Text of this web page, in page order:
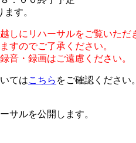
す。
しにリハーサルをご覧いただ
すのでご了承ください。
音・録画はご遠慮ください。
てはこちら をご確認ください。
サルを公開します。